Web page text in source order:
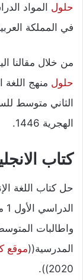
حلول المواد
في المملكة
من خلال مقالنا
حلول منهج
الهجرية 1446.
كتاب
حل كتاب اللغة
واطالبات
المدرسية((موقع
2020)).